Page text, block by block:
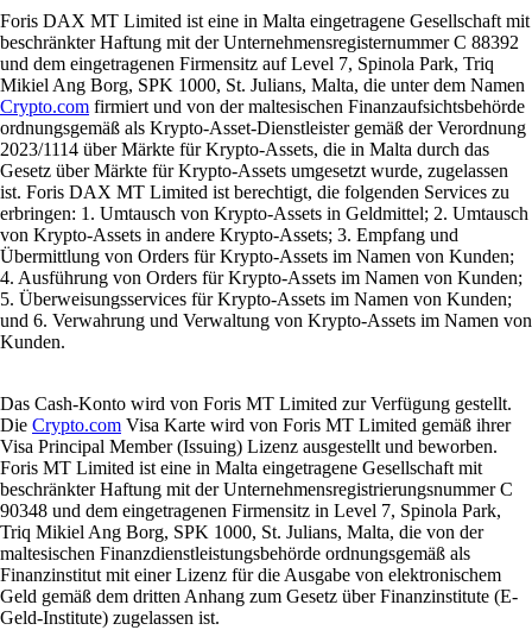
Foris DAX MT Limited ist eine in Malta eingetragene Gesellschaft mit
beschränkter Haftung mit der Unternehmensregisternummer C 88392
und dem eingetragenen Firmensitz auf Level 7, Spinola Park, Triq
Mikiel Ang Borg, SPK 1000, St. Julians, Malta, die unter dem Namen
Crypto.com firmiert und von der maltesischen Finanzaufsichtsbehörde
ordnungsgemäß als Krypto-Asset-Dienstleister gemäß der Verordnung
2023/1114 über Märkte für Krypto-Assets, die in Malta durch das
Gesetz über Märkte für Krypto-Assets umgesetzt wurde, zugelassen
ist. Foris DAX MT Limited ist berechtigt, die folgenden Services zu
erbringen: 1. Umtausch von Krypto-Assets in Geldmittel; 2. Umtausch
von Krypto-Assets in andere Krypto-Assets; 3. Empfang und
Übermittlung von Orders für Krypto-Assets im Namen von Kunden;
4. Ausführung von Orders für Krypto-Assets im Namen von Kunden;
5. Überweisungsservices für Krypto-Assets im Namen von Kunden;
und 6. Verwahrung und Verwaltung von Krypto-Assets im Namen von
Kunden.
Das Cash-Konto wird von Foris MT Limited zur Verfügung gestellt.
Die Crypto.com Visa Karte wird von Foris MT Limited gemäß ihrer
Visa Principal Member (Issuing) Lizenz ausgestellt und beworben.
Foris MT Limited ist eine in Malta eingetragene Gesellschaft mit
beschränkter Haftung mit der Unternehmensregistrierungsnummer C
90348 und dem eingetragenen Firmensitz in Level 7, Spinola Park,
Triq Mikiel Ang Borg, SPK 1000, St. Julians, Malta, die von der
maltesischen Finanzdienstleistungsbehörde ordnungsgemäß als
Finanzinstitut mit einer Lizenz für die Ausgabe von elektronischem
Geld gemäß dem dritten Anhang zum Gesetz über Finanzinstitute (E-
Geld-Institute) zugelassen ist.